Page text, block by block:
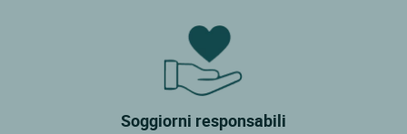
Soggiorni responsabili